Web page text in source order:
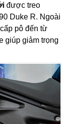
được treo
Duke R. Ngoài
pô đến từ
giúp giảm trọng